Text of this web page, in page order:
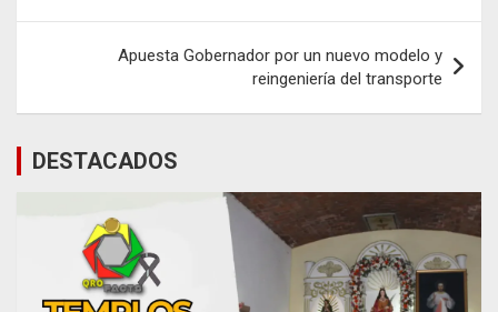
entradas
Apuesta Gobernador por un nuevo modelo y
reingeniería del transporte
DESTACADOS